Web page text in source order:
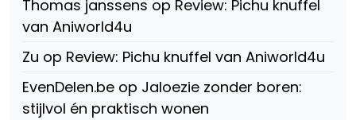
Facebook
Thomas janssens op Review: Pichu knuffel
van Aniworld4u
Zu op Review: Pichu knuffel van Aniworld4u
EvenDelen.be op Jaloezie zonder boren:
stijlvol én praktisch wonen